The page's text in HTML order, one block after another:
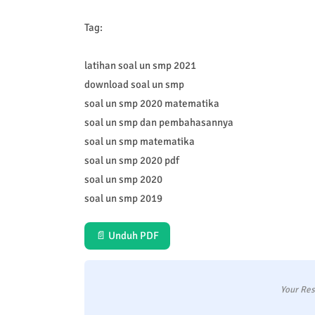
Tag:
latihan soal un smp 2021
download soal un smp
soal un smp 2020 matematika
soal un smp dan pembahasannya
soal un smp matematika
soal un smp 2020 pdf
soal un smp 2020
soal un smp 2019
📄 Unduh PDF
Your